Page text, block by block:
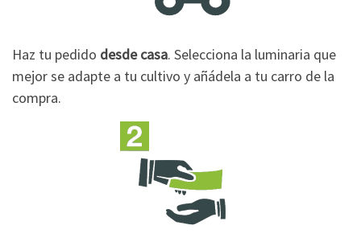
Haz tu pedido desde casa. Selecciona la luminaria que
mejor se adapte a tu cultivo y añádela a tu carro de la
compra.